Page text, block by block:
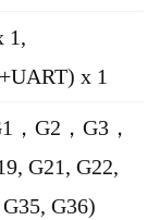
1,
x 1
，G2，G3，
G21, G22,
G36)